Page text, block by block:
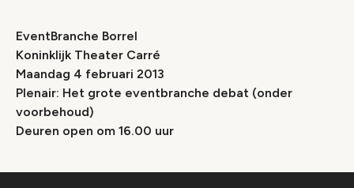
EventBranche Borrel
Koninklijk Theater Carré
Maandag 4 februari 2013
Plenair: Het grote eventbranche debat (onder
voorbehoud)
Deuren open om 16.00 uur